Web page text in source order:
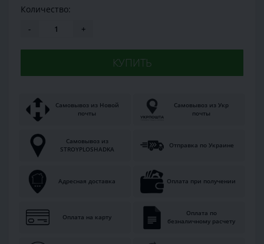
Количество:
- +
КУПИТЬ
Самовывоз из Новой
почты
Самовывоз из Укр
почты
Самовывоз из
STROYPLOSHADKA
Отправка по Украине
Адресная доставка Оплата при получении
Оплата на карту
Оплата по
безналичному расчету